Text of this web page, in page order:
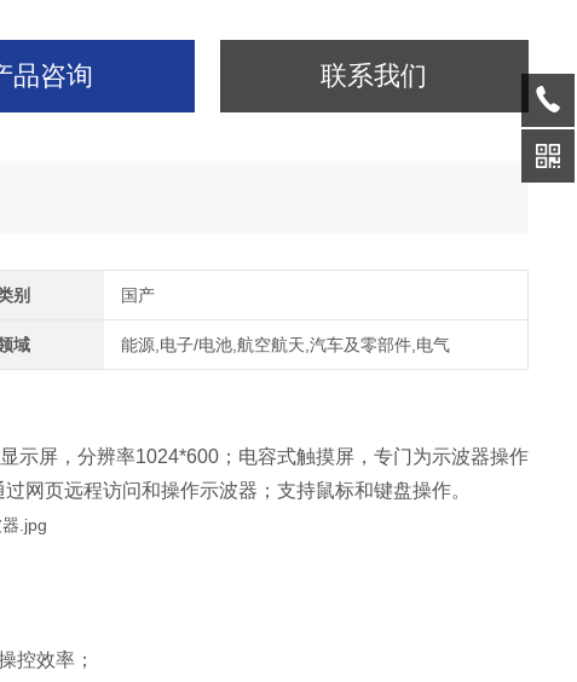
品咨询 联系我们
别 国产
域 能源,电子/电池,航空航天,汽车及零部件,电气
屏，分辨率1024*600；电容式触摸屏，专门为示波器操作
网页远程访问和操作示波器；支持鼠标和键盘操作。
控效率；